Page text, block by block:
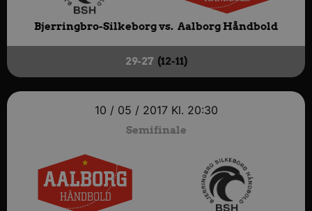
Bjerringbro-Silkeborg vs. Aalborg Håndbold
29-27 (12-11)
10 / 05 / 2017Kl. 20:30
Semifinale